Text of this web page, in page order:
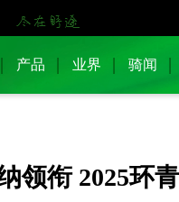
产品 业界 骑闻
领衔 2025环